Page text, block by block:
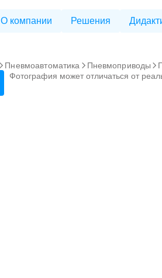
О компании Решения
Пневмоавтоматика Пневмоприводы
Фотография может отличаться от